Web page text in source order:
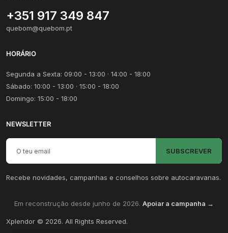
+351 917 349 847
quebom@quebom.pt
HORÁRIO
Segunda a Sexta: 09:00 - 13:00 · 14:00 - 18:00
Sábado: 10:00 - 13:00 · 15:00 - 18:00
Domingo: 15:00 - 18:00
NEWSLETTER
Email para newsletter
SUBSCREVER
Recebe novidades, campanhas e conselhos sobre autocaravanas.
Em reconstrução desde junho de 2026. Apoiar a campanha →
Xplendor © 2026. All Rights Reserved.